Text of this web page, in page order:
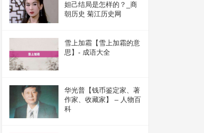
妲己结局是怎样的？_商
朝历史 菊江历史网
雪上加霜【雪上加霜的意
思】- 成语大全
华光普【钱币鉴定家、著
作家、收藏家】 – 人物百
科